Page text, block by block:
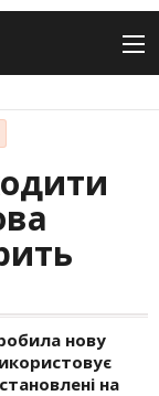
нову
на